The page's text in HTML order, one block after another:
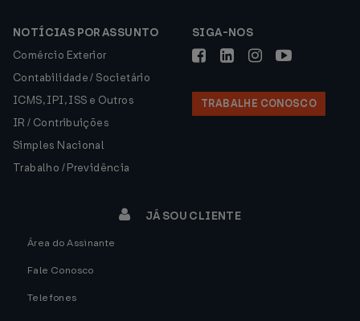
NOTÍCIAS POR ASSUNTO
Comércio Exterior
Contabilidade / Societário
ICMS, IPI, ISS e Outros
IR / Contribuições
Simples Nacional
Trabalho / Previdência
SIGA-NOS
TRABALHE CONOSCO
JÁ SOU CLIENTE
Área do Assinante
Fale Conosco
Telefones